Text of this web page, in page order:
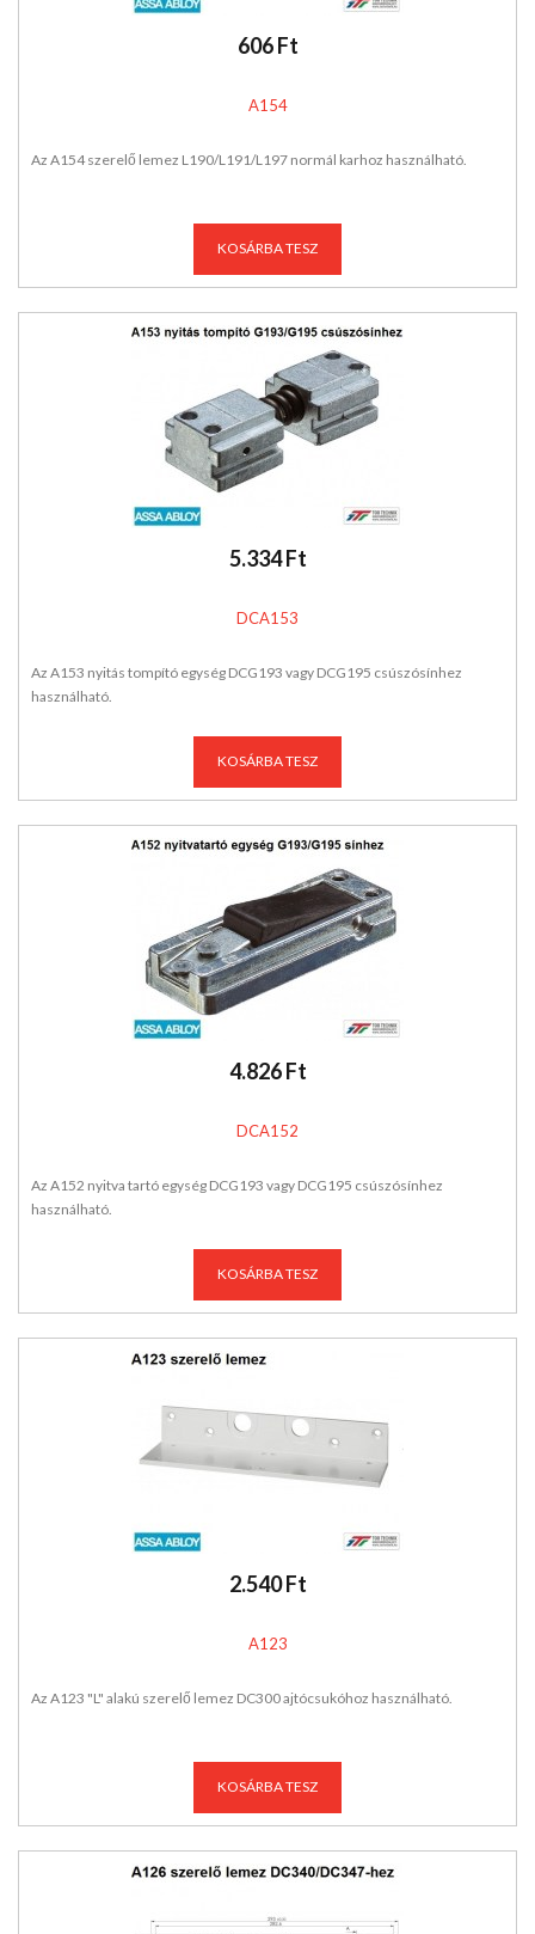
606 Ft
A154
Az A154 szerelő lemez L190/L191/L197 normál karhoz használható.
KOSÁRBA TESZ
5.334 Ft
DCA153
Az A153 nyitás tompító egység DCG193 vagy DCG195 csúszósínhez
használható.
KOSÁRBA TESZ
4.826 Ft
DCA152
Az A152 nyitva tartó egység DCG193 vagy DCG195 csúszósínhez
használható.
KOSÁRBA TESZ
2.540 Ft
A123
Az A123 "L" alakú szerelő lemez DC300 ajtócsukóhoz használható.
KOSÁRBA TESZ